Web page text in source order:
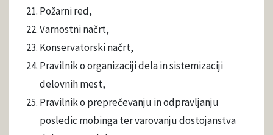
Požarni red,
Varnostni načrt,
Konservatorski načrt,
Pravilnik o organizaciji dela in sistemizaciji
delovnih mest,
Pravilnik o preprečevanju in odpravljanju
posledic mobinga ter varovanju dostojanstva